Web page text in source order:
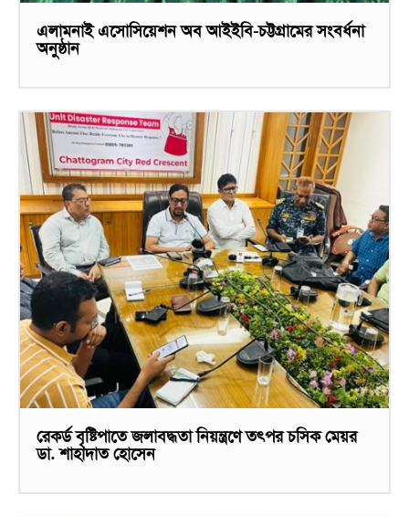
এলামনাই এসোসিয়েশন অব আইইবি-চট্টগ্রামের সংবর্ধনা
অনুষ্ঠান
রেকর্ড বৃষ্টিপাতে জলাবদ্ধতা নিয়ন্ত্রণে তৎপর চসিক মেয়র
ডা. শাহাদাত হোসেন